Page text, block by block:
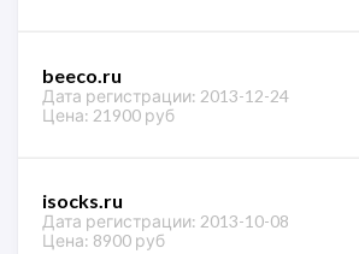
beeco.ru
Дата регистрации: 2013-12-24
Цена: 21900 руб
isocks.ru
Дата регистрации: 2013-10-08
Цена: 8900 руб